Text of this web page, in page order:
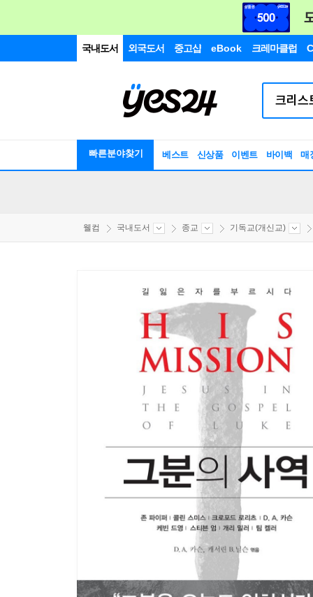
국내도서 외국도서 중고샵 eBook 크레마클럽
빠른분야찾기 베스트 신상품 이벤트 바이백 매
웰컴 국내도서 종교 기독교(개신교)